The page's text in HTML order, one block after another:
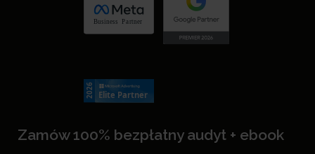
Zamów 100% bezpłatny audyt + ebook